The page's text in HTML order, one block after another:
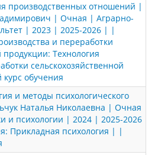
производственных отношений |
| Очная | Аграрно-
| 2023 | 2025-2026 | |
и переработки
продукции: Технология
сельскохозяйственной
обучения
и методы психологического
Наталья Николаевна | Очная
и психологии | 2024 | 2025-2026
Прикладная психология | |